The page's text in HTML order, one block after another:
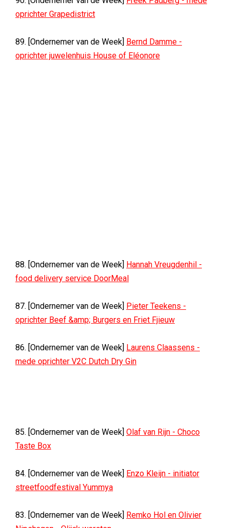
oprichter Grapedistrict
89. [Ondernemer van de Week] Bernd Damme -
oprichter juwelenhuis House of Eléonore
88. [Ondernemer van de Week] Hannah Vreugdenhil -
food delivery service DoorMeal
87. [Ondernemer van de Week] Pieter Teekens -
oprichter Beef &amp; Burgers en Friet Fjieuw
86. [Ondernemer van de Week] Laurens Claassens -
mede oprichter V2C Dutch Dry Gin
85. [Ondernemer van de Week] Olaf van Rijn - Choco
Taste Box
84. [Ondernemer van de Week] Enzo Kleijn - initiator
streetfoodfestival Yummya
83. [Ondernemer van de Week] Remko Hol en Olivier